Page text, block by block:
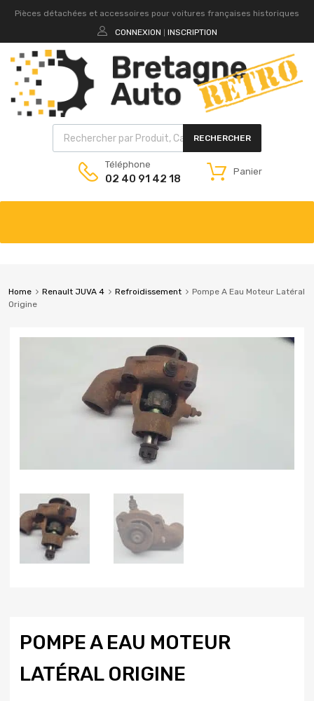
Pièces détachées et accessoires pour voitures françaises historiques
CONNEXION
INSCRIPTION
RECHERCHER
Téléphone
02 40 91 42 18
Panier
Home Renault JUVA 4 Refroidissement
Pompe A Eau Moteur Latéral
Origine
POMPE A EAU MOTEUR
LATÉRAL ORIGINE